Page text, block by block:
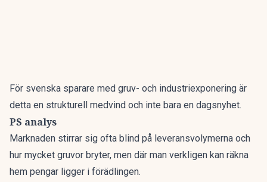
För svenska sparare med gruv- och industriexponering är
detta en strukturell medvind och inte bara en dagsnyhet.
PS analys
Marknaden stirrar sig ofta blind på leveransvolymerna och
hur mycket gruvor bryter, men där man verkligen kan räkna
hem pengar ligger i förädlingen.